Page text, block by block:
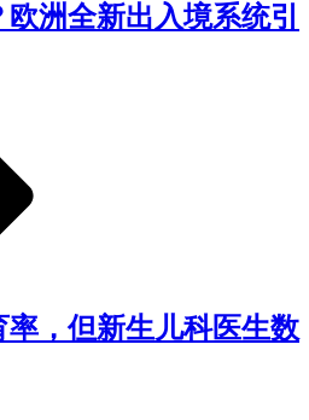
洲全新出入境系统引
，但新生儿科医生数